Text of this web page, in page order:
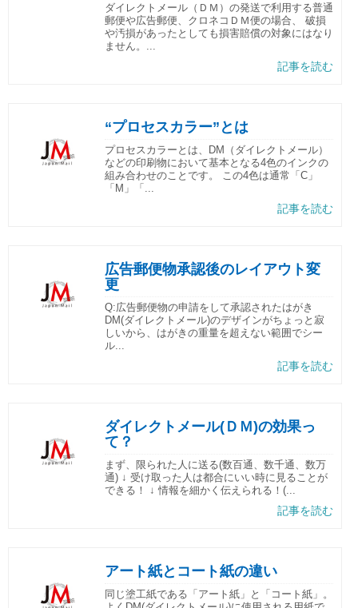
ダイレクトメール（ＤＭ）の発送で利用する普通
郵便や広告郵便、クロネコＤＭ便の場合、 破損
や汚損があったとしても損害賠償の対象にはなり
ません。...
記事を読む
“プロセスカラー”とは
プロセスカラーとは、DM（ダイレクトメール）
などの印刷物において基本となる4色のインクの
組み合わせのことです。 この4色は通常「C」
「M」「...
記事を読む
広告郵便物承認後のレイアウト変
更
Q:広告郵便物の申請をして承認されたはがき
DM(ダイレクトメール)のデザインがちょっと寂
しいから、はがきの重量を超えない範囲でシー
ル...
記事を読む
ダイレクトメール(ＤＭ)の効果っ
て？
まず、限られた人に送る(数百通、数千通、数万
通) ↓ 受け取った人は都合にいい時に見ることが
できる！ ↓ 情報を細かく伝えられる！(...
記事を読む
アート紙とコート紙の違い
同じ塗工紙である「アート紙」と「コート紙」。